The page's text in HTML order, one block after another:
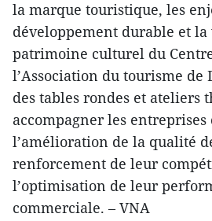
la marque touristique, les
développement durable et
patrimoine culturel du
l’Association du tourisme de
des tables rondes et ateliers
accompagner les entreprises
l’amélioration de la qualité
renforcement de leur
l’optimisation de leur
commerciale. – VNA